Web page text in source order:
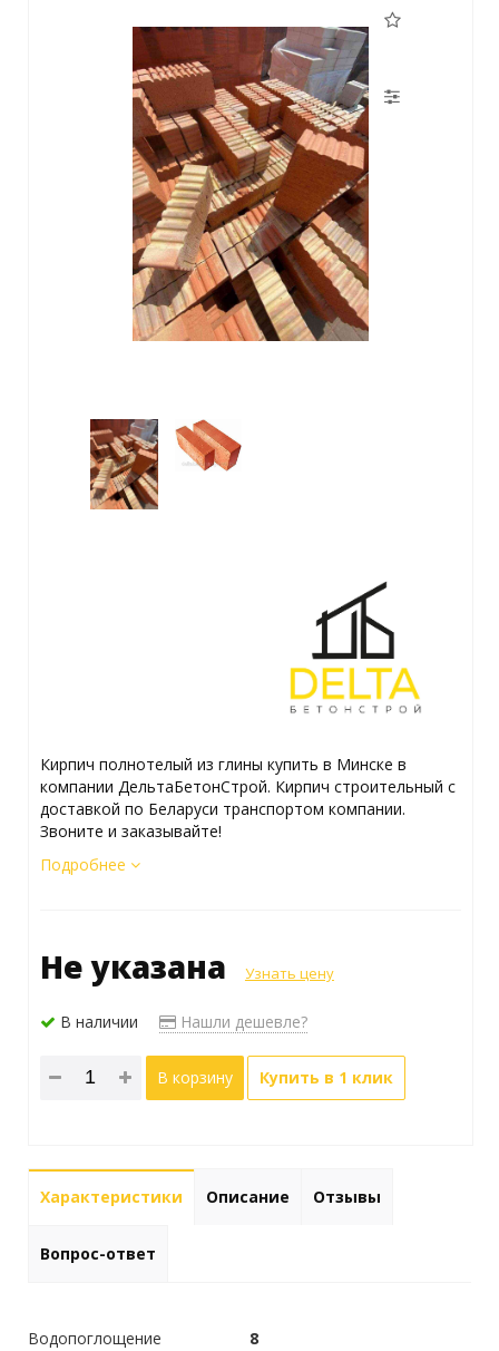
Кирпич полнотелый из глины купить в Минске в
компании ДельтаБетонСтрой. Кирпич строительный с
доставкой по Беларуси транспортом компании.
Звоните и заказывайте!
Подробнее
Не указана Узнать цену
В наличии Нашли дешевле?
В корзину Купить в 1 клик
Характеристики Описание Отзывы
Вопрос-ответ
Водопоглощение 8